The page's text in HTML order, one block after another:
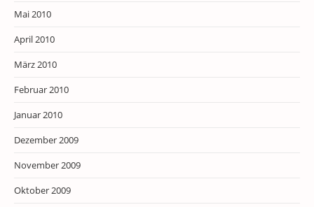
Mai 2010
April 2010
März 2010
Februar 2010
Januar 2010
Dezember 2009
November 2009
Oktober 2009